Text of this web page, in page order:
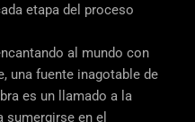
etapa del proceso
al mundo con
una fuente inagotable de
es un llamado a la
en el